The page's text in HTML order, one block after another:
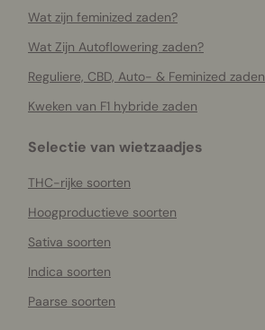
Wat zijn feminized zaden?
Wat Zijn Autoflowering zaden?
Reguliere, CBD, Auto- & Feminized zaden
Kweken van F1 hybride zaden
Selectie van wietzaadjes
THC-rijke soorten
Hoogproductieve soorten
Sativa soorten
Indica soorten
Paarse soorten